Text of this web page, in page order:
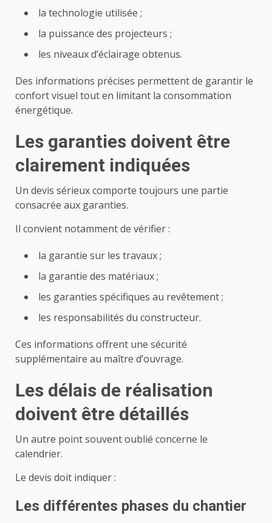
la technologie utilisée ;
la puissance des projecteurs ;
les niveaux d’éclairage obtenus.
Des informations précises permettent de garantir le
confort visuel tout en limitant la consommation
énergétique.
Les garanties doivent être
clairement indiquées
Un devis sérieux comporte toujours une partie
consacrée aux garanties.
Il convient notamment de vérifier :
la garantie sur les travaux ;
la garantie des matériaux ;
les garanties spécifiques au revêtement ;
les responsabilités du constructeur.
Ces informations offrent une sécurité
supplémentaire au maître d’ouvrage.
Les délais de réalisation
doivent être détaillés
Un autre point souvent oublié concerne le
calendrier.
Le devis doit indiquer :
Les différentes phases du chantier